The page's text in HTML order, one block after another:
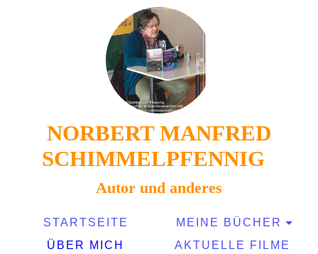
NORBERT MANFRED
SCHIMMELPFENNIG
Autor und anderes
STARTSEITE
MEINE BÜCHER
ÜBER MICH
AKTUELLE FILME